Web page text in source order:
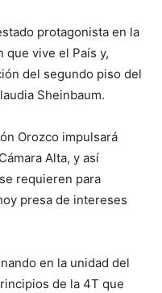
protagonista en la
que vive el País y,
del segundo piso del
Sheinbaum.
Orozco impulsará
Alta, y así
requieren para
presa de intereses
en la unidad del
de la 4T que